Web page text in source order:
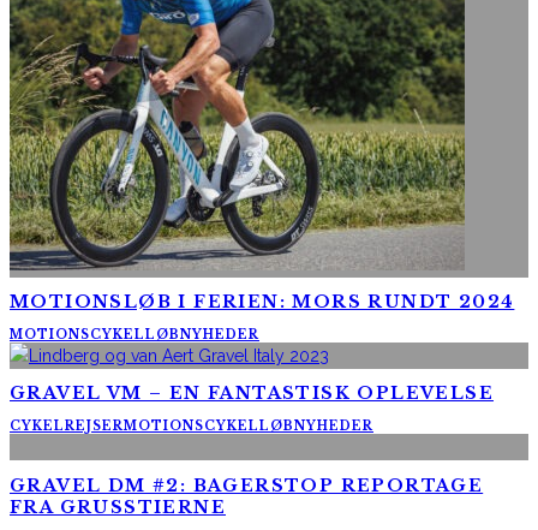
MOTIONSLØB I FERIEN: MORS RUNDT 2024
MOTIONSCYKELLØBNYHEDER
GRAVEL VM – EN FANTASTISK OPLEVELSE
CYKELREJSERMOTIONSCYKELLØBNYHEDER
GRAVEL DM #2: BAGERSTOP REPORTAGE
FRA GRUSSTIERNE